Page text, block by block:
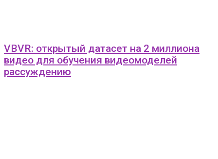
VBVR: открытый датасет на 2 миллиона
видео для обучения видеомоделей
рассуждению